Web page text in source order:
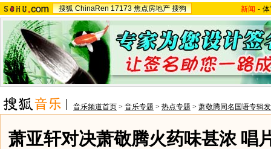
搜狐 ChinaRen 17173 焦点房地产 搜狗 新闻 -
音乐频道首页 > 音乐专题 > 热点专题 > 萧敬腾同名国语专辑
萧亚轩对决萧敬腾火药味甚浓 唱